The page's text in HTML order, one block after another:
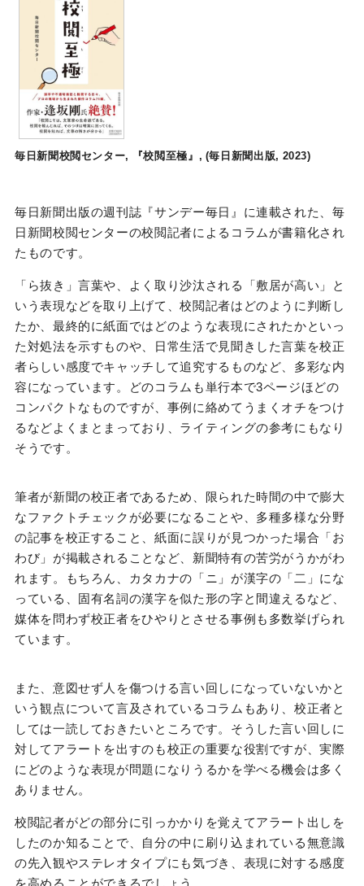
毎日新聞校閲センター, 『校閲至極』, (毎日新聞出版, 2023)
毎日新聞出版の週刊誌『サンデー毎日』に連載された、毎
日新聞校閲センターの校閲記者によるコラムが書籍化され
たものです。
「ら抜き」言葉や、よく取り沙汰される「敷居が高い」と
いう表現などを取り上げて、校閲記者はどのように判断し
たか、最終的に紙面ではどのような表現にされたかといっ
た対処法を示すものや、日常生活で見聞きした言葉を校正
者らしい感度でキャッチして追究するものなど、多彩な内
容になっています。どのコラムも単行本で3ページほどの
コンパクトなものですが、事例に絡めてうまくオチをつけ
るなどよくまとまっており、ライティングの参考にもなり
そうです。
筆者が新聞の校正者であるため、限られた時間の中で膨大
なファクトチェックが必要になることや、多種多様な分野
の記事を校正すること、紙面に誤りが見つかった場合「お
わび」が掲載されることなど、新聞特有の苦労がうかがわ
れます。もちろん、カタカナの「ニ」が漢字の「二」にな
っている、固有名詞の漢字を似た形の字と間違えるなど、
媒体を問わず校正者をひやりとさせる事例も多数挙げられ
ています。
また、意図せず人を傷つける言い回しになっていないかと
いう観点について言及されているコラムもあり、校正者と
しては一読しておきたいところです。そうした言い回しに
対してアラートを出すのも校正の重要な役割ですが、実際
にどのような表現が問題になりうるかを学べる機会は多く
ありません。
校閲記者がどの部分に引っかかりを覚えてアラート出しを
したのか知ることで、自分の中に刷り込まれている無意識
の先入観やステレオタイプにも気づき、表現に対する感度
を高めることができるでしょう。